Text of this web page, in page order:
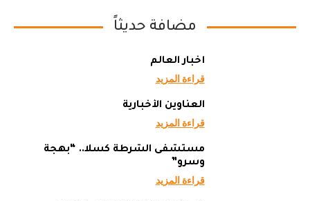
مضافة حديثاً
أخبار العالم
قراءة المزيد
العناوين الأخبارية
قراءة المزيد
مستشفى الشرطة كسلا.. “بهجة
وسرو”
قراءة المزيد